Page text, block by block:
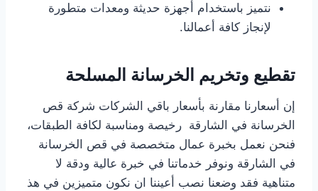
نتميز باستخدام أجهزة حديثة ومعدات متطورة
لإنجاز كافة أعمالنا.
تقطيع وتخريم الخرسانة المسلحة
إن أسعارنا مقارنة بأسعار باقي الشركات شركة قص
الخرسانة في الشارقة رخيصة ومناسبة لكافة الطبقات،
فنحن نعمل بخبرة عمال متخصصة في قص الخرسانة
في الشارقة ونوفر خدماتنا في خبرة عالية ودقة لا
متناهية فقد وضعنا نصب أعيننا ان نكون متميزين في هذ